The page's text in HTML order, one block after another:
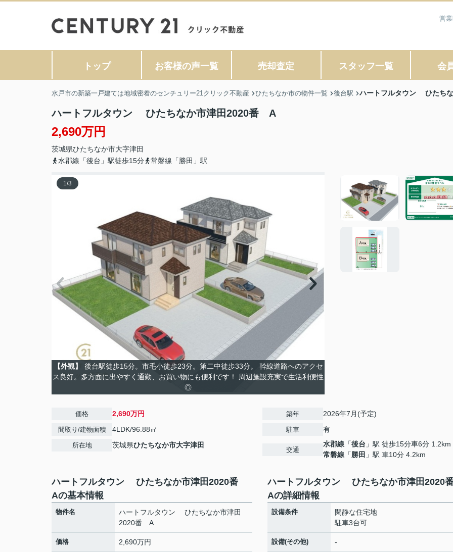
営
トップ お客様の声一覧 売却査定 スタッフ一覧 会
水戸市の新築一戸建ては地域密着のセンチュリー21クリック不動産 ひたちなか市の物件一覧 後台駅 ハートフルタウン ひたち
ハートフルタウン ひたちなか市津田2020番 A
2,690万円
茨城県ひたちなか市大字津田
水郡線「後台」駅徒歩15分
常磐線「勝田」駅
1/3
【外観】
後台駅徒歩15分。市毛小徒歩23分。第二中徒歩33分。 幹線道路へのアクセ
ス良好。多方面に出やすく通勤、お買い物にも便利です！ 周辺施設充実で生活利便性
◎
価格 2,690万円
間取り/建物面積 4LDK/96.88㎡
所在地 茨城県ひたちなか市大字津田
築年 2026年7月(予定)
駐車 有
交通
水郡線 「後台 」駅 徒歩15分車6分 1.2km
常磐線 「勝田 」駅 車10分 4.2km
ハートフルタウン ひたちなか市津田2020番
Aの基本情報
物件名
ハートフルタウン ひたちなか市津田
2020番 A
価格 2,690万円
ハートフルタウン ひたちなか市津田2020
Aの詳細情報
設備条件
閑静な住宅地
駐車3台可
設備(その他) -